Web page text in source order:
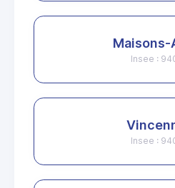
Insee :
Insee :